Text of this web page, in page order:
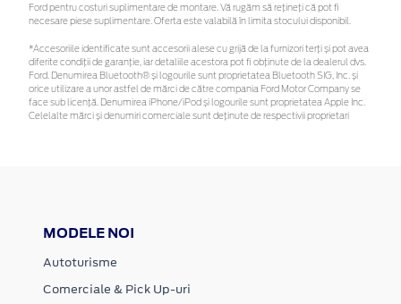
Ford pentru costuri suplimentare de montare. Vă rugăm să rețineți că pot fi
necesare piese suplimentare. Oferta este valabilă în limita stocului disponibil.
*Accesoriile identificate sunt accesorii alese cu grijă de la furnizori terți și pot avea
diferite condiții de garanție, iar detaliile acestora pot fi obținute de la dealerul dvs.
Ford. Denumirea Bluetooth® și logourile sunt proprietatea Bluetooth SIG, Inc. și
orice utilizare a unor astfel de mărci de către compania Ford Motor Company se
face sub licență. Denumirea iPhone/iPod și logourile sunt proprietatea Apple Inc.
Celelalte mărci și denumiri comerciale sunt deținute de respectivii proprietari
MODELE NOI
Autoturisme
Comerciale & Pick Up-uri